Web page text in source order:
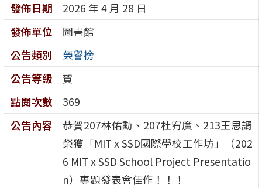
發佈日期
2026 年 4 月 28 日
發佈單位
圖書館
公告類別
榮譽榜
公告等級
賀
點閱次數
369
公告內容
恭賀207林佑勳、207杜宥廣、213王思諝
榮獲「MIT x SSD國際學校工作坊」（202
6 MIT x SSD School Project Presentatio
n）專題發表會佳作！！！